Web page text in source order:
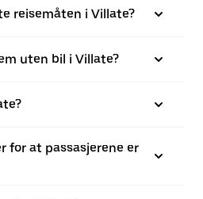
reisemåten i Villate?
uten bil i Villate?
for at passasjerene er